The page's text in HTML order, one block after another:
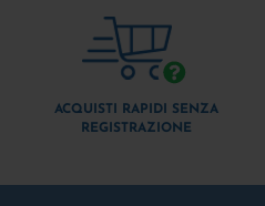
ACQUISTI RAPIDI SENZA
REGISTRAZIONE